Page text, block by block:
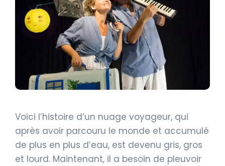
Voici l’histoire d’un nuage voyageur, qui
après avoir parcouru le monde et accumulé
de plus en plus d’eau, est devenu gris, gros
et lourd. Maintenant, il a besoin de pleuvoir